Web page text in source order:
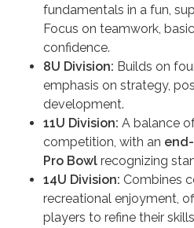
fundamentals in a fun,
Focus on teamwork,
confidence.
8U Division: Builds on
emphasis on strategy,
development.
11U Division: A balance
competition, with an
Pro Bowl recognizing
14U Division: Combines
recreational enjoyment,
players to refine their